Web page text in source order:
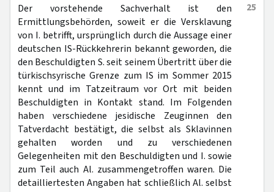
25
Der vorstehende Sachverhalt ist den
Ermittlungsbehörden, soweit er die Versklavung
von I. betrifft, ursprünglich durch die Aussage einer
deutschen IS-Rückkehrerin bekannt geworden, die
den Beschuldigten S. seit seinem Übertritt über die
türkischsyrische Grenze zum IS im Sommer 2015
kennt und im Tatzeitraum vor Ort mit beiden
Beschuldigten in Kontakt stand. Im Folgenden
haben verschiedene jesidische Zeuginnen den
Tatverdacht bestätigt, die selbst als Sklavinnen
gehalten worden und zu verschiedenen
Gelegenheiten mit den Beschuldigten und I. sowie
zum Teil auch Al. zusammengetroffen waren. Die
detailliertesten Angaben hat schließlich Al. selbst